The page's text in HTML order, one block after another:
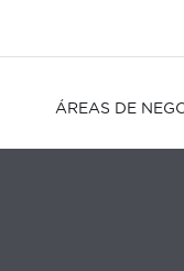
ÁREAS DE